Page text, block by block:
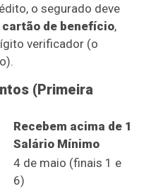
o segurado deve
de benefício,
verificador (o
(Primeira
Recebem acima de 1
Salário Mínimo
4 de maio (finais 1 e
6)